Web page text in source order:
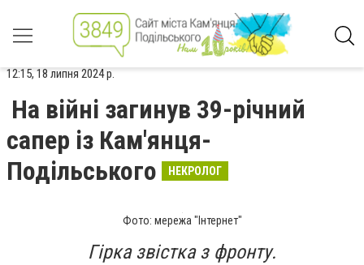
12:15, 18 липня 2024 р.
На війні загинув 39-річний
сапер із Кам'янця-
Подільського
НЕКРОЛОГ
Фото: мережа "Інтернет"
Гірка звістка з фронту.